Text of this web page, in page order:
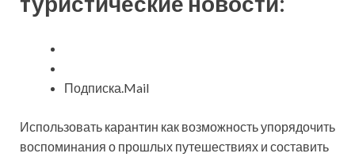
Подписка.Mail
Использовать карантин как возможность упорядочить
воспоминания о прошлых путешествиях и составить